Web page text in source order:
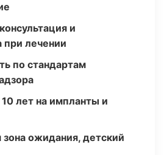
и
при лечении
по стандартам
10 лет на импланты и
ожидания, детский